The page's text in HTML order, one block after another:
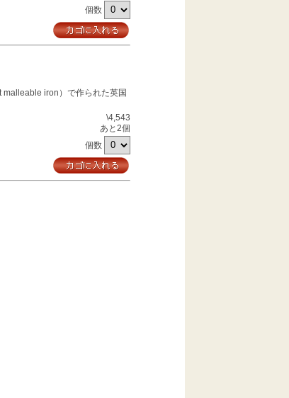
個数
iron）で作られた英国
\4,543
あと2個
個数